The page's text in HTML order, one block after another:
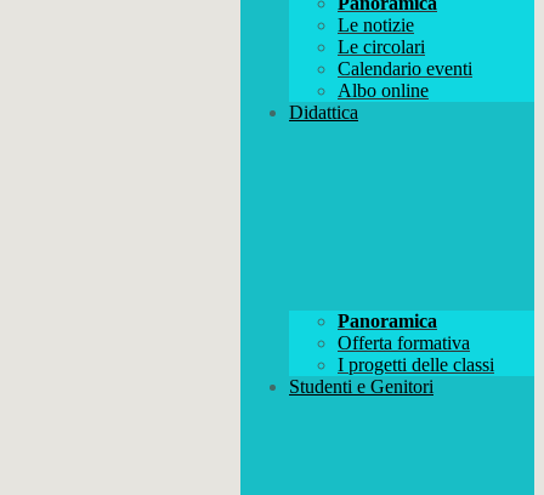
Le notizie
Le circolari
Calendario eventi
Albo online
Didattica
Panoramica
Offerta formativa
I progetti delle classi
Studenti e Genitori